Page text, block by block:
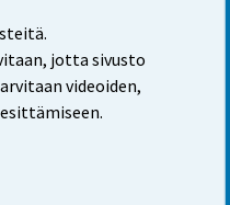
jotta sivusto
videoiden,